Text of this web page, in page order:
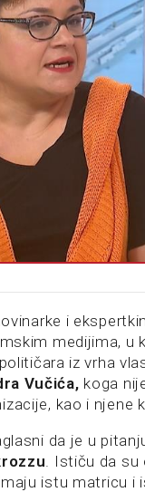
i
medijima, u
iz vrha
Vučića, koga
kao i njene
da je u
. Ističu da
istu matricu